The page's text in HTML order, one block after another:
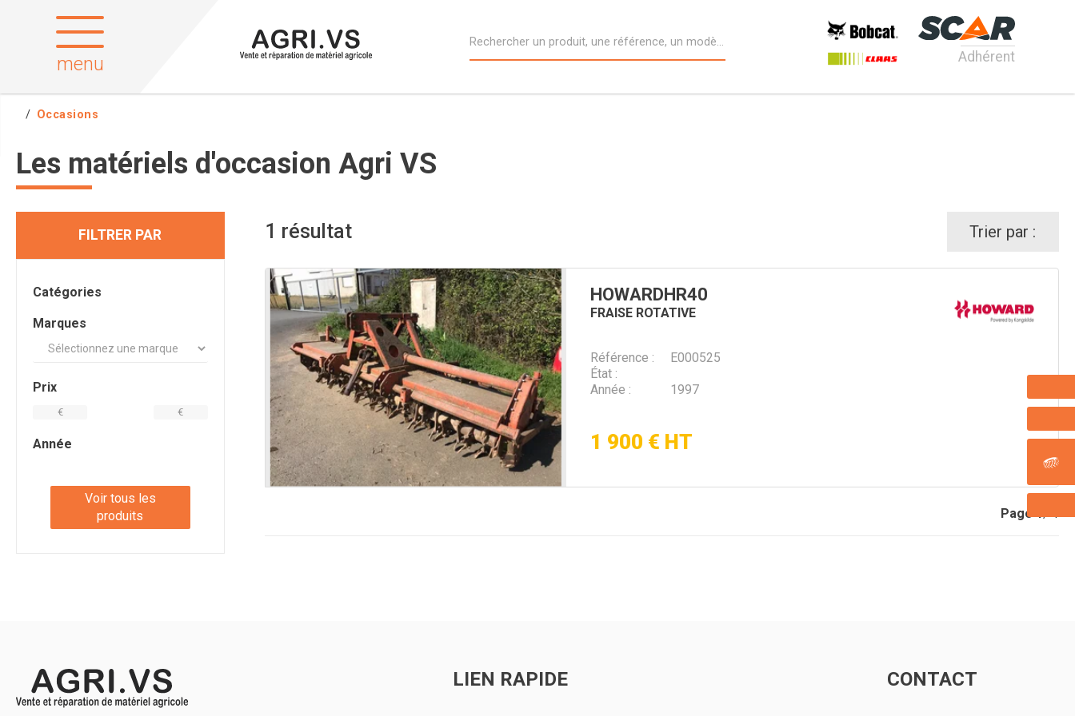
menu Adhérent
Occasions
Les matériels d'occasion Agri VS
FILTRER PAR
Catégories
Marques
Prix
€ €
Année
Voir tous les
produits
1 résultat Trier par :
FRAISE ROTATIVE
HOWARDHR40
Référence
E000525
État
Année
1997
1 900 € HT
Page
LIEN RAPIDE CONTACT